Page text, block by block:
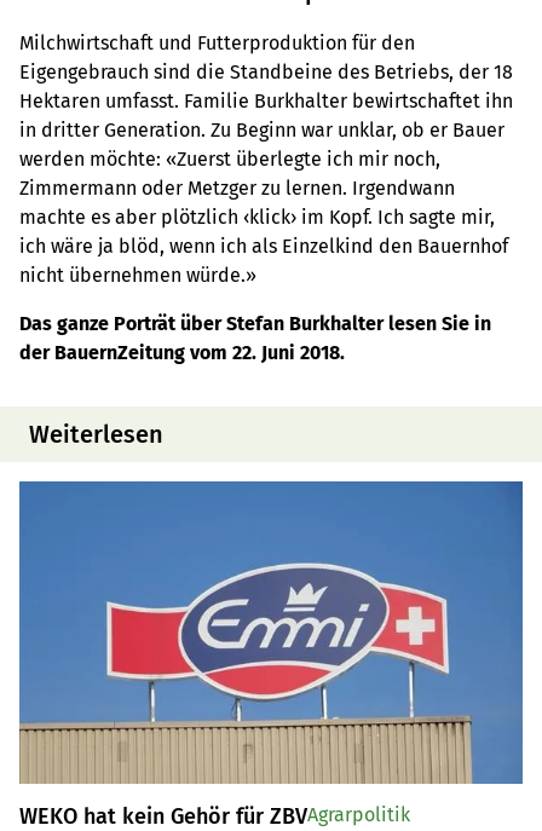
Milchwirtschaft und Futterproduktion für den
Eigengebrauch sind die Standbeine des Betriebs, der 18
Hektaren umfasst. Familie Burkhalter bewirtschaftet ihn
in dritter Generation. Zu Beginn war unklar, ob er Bauer
werden möchte: «Zuerst überlegte ich mir noch,
Zimmermann oder Metzger zu lernen. Irgendwann
machte es aber plötzlich ‹klick› im Kopf. Ich sagte mir,
ich wäre ja blöd, wenn ich als Einzelkind den Bauernhof
nicht übernehmen würde.»
Das ganze Porträt über Stefan Burkhalter lesen Sie in
der BauernZeitung vom 22. Juni 2018.
Weiterlesen
WEKO hat kein Gehör für ZBVAgrarpolitik